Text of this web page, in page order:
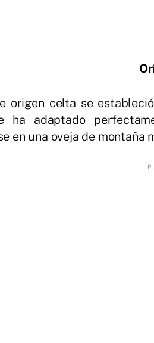
origen celta se
ha adaptado
en una oveja de